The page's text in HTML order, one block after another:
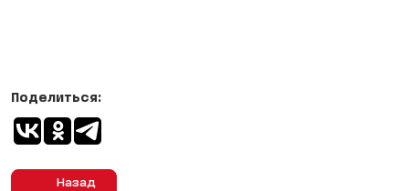
Назад
Поделиться: